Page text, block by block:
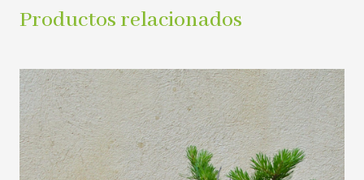
Productos relacionados